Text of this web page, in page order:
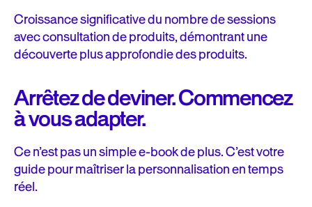
Croissance significative du nombre de sessions
avec consultation de produits, démontrant une
découverte plus approfondie des produits.
Arrêtez de deviner. Commencez
à vous adapter.
Ce n’est pas un simple e-book de plus. C’est votre
guide pour maîtriser la personnalisation en temps
réel.